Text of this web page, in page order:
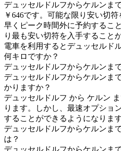
デュッセルドルフからケルンま
￥646です。可能な限り安い切
早くピーク時間外に予約するこ
り最も安い切符を入手すること
電車を利用するとデュッセルド
何キロですか？
デュッセルドルフからケルンま
デュッセルドルフからケルンま
かりますか？
デュッセルドルフ から ケルン
ります。しかし、最速オプショ
することができるようになります
デュッセルドルフからケルンま
は？
デュッセルドルフからケルンま